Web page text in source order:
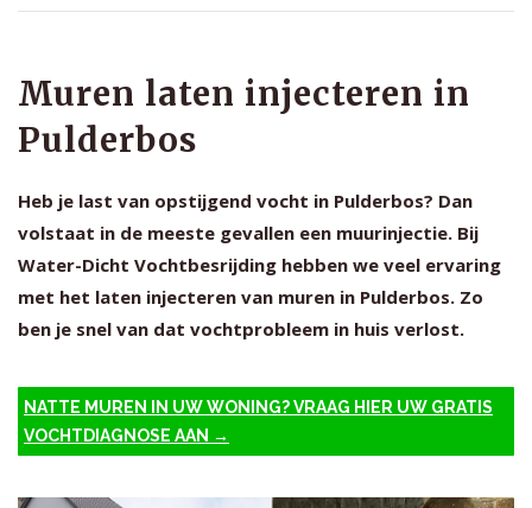
Muren laten injecteren in
Pulderbos
Heb je last van opstijgend vocht in Pulderbos? Dan
volstaat in de meeste gevallen een muurinjectie. Bij
Water-Dicht Vochtbesrijding hebben we veel ervaring
met het laten injecteren van muren in Pulderbos. Zo
ben je snel van dat vochtprobleem in huis verlost.
NATTE MUREN IN UW WONING? VRAAG HIER UW GRATIS
VOCHTDIAGNOSE AAN →